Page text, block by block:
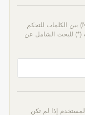
استخدم المصطلحات (AND) أو (OR) أو (NOT) بين الكلمات للتحكم
(*) للبحث الشامل عن
إذا لم تكن